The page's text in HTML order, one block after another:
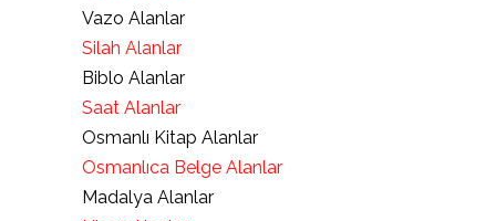
Vazo Alanlar
Silah Alanlar
Biblo Alanlar
Saat Alanlar
Osmanlı Kitap Alanlar
Osmanlıca Belge Alanlar
Madalya Alanlar